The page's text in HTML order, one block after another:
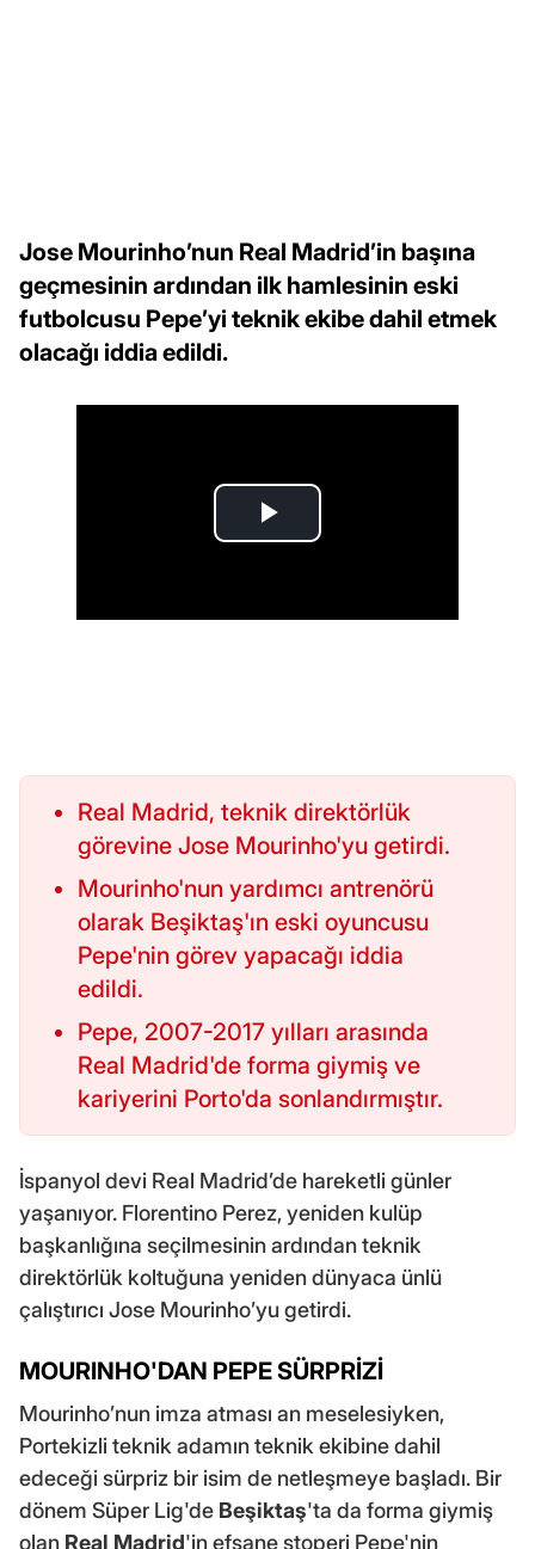
Jose Mourinho’nun Real Madrid’in başına
geçmesinin ardından ilk hamlesinin eski
futbolcusu Pepe’yi teknik ekibe dahil etmek
olacağı iddia edildi.
Real Madrid, teknik direktörlük
görevine Jose Mourinho'yu getirdi.
Mourinho'nun yardımcı antrenörü
olarak Beşiktaş'ın eski oyuncusu
Pepe'nin görev yapacağı iddia
edildi.
Pepe, 2007-2017 yılları arasında
Real Madrid'de forma giymiş ve
kariyerini Porto'da sonlandırmıştır.
İspanyol devi Real Madrid’de hareketli günler
yaşanıyor. Florentino Perez, yeniden kulüp
başkanlığına seçilmesinin ardından teknik
direktörlük koltuğuna yeniden dünyaca ünlü
çalıştırıcı Jose Mourinho’yu getirdi.
MOURINHO'DAN PEPE SÜRPRİZİ
Mourinho’nun imza atması an meselesiyken,
Portekizli teknik adamın teknik ekibine dahil
edeceği sürpriz bir isim de netleşmeye başladı. Bir
dönem Süper Lig'de Beşiktaş'ta da forma giymiş
olan Real Madrid'in efsane stoperi Pepe'nin